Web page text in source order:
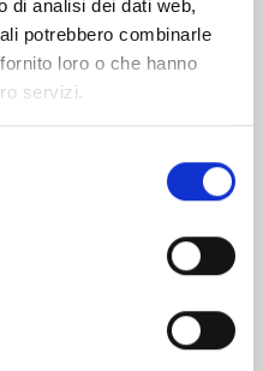
di analisi dei dati web,
potrebbero combinarle
loro o che hanno
servizi.